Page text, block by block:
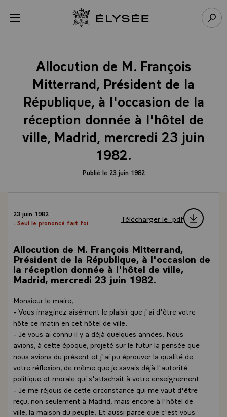
menu Retour à l’accueil Élysée
Allocution de M. François
Mitterrand, Président de la
République, à l'occasion de la
réception donnée à l'hôtel de
ville, Madrid, mercredi 23 juin
1982.
Publié le 23 juin 1982
23 juin 1982
- Seul le prononcé fait foi
Télécharger le .pdf
Allocution de M. François Mitterrand,
Président de la République, à l'occasion de
la réception donnée à l'hôtel de ville,
Madrid, mercredi 23 juin 1982.
Monsieur le maire,
- Vous imaginez aisément le plaisir que j'ai d'être votre
hôte ce matin en cet hôtel de ville.
- Je vous ai connu il y a déjà quelques années. Nous
avions, à cette époque, projeté sur le futur la pensée que
nous avions du présent et j'ai pu éprouver la qualité de
votre réflexion, de même que je savais déjà l'autorité
politique et morale qui s'attachait à votre enseignement.
- Je me réjouis de cette circonstance qui me vaut d'être
reçu, non seulement à Madrid, mais encore à l'hôtel de
ville, la maison du peuple. Et aussi parce que c'est vous
Panneau de gestion des cookies